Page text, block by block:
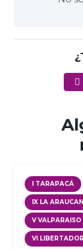
I TARAPACÁ
IX LA
V VALPARAISO
VI